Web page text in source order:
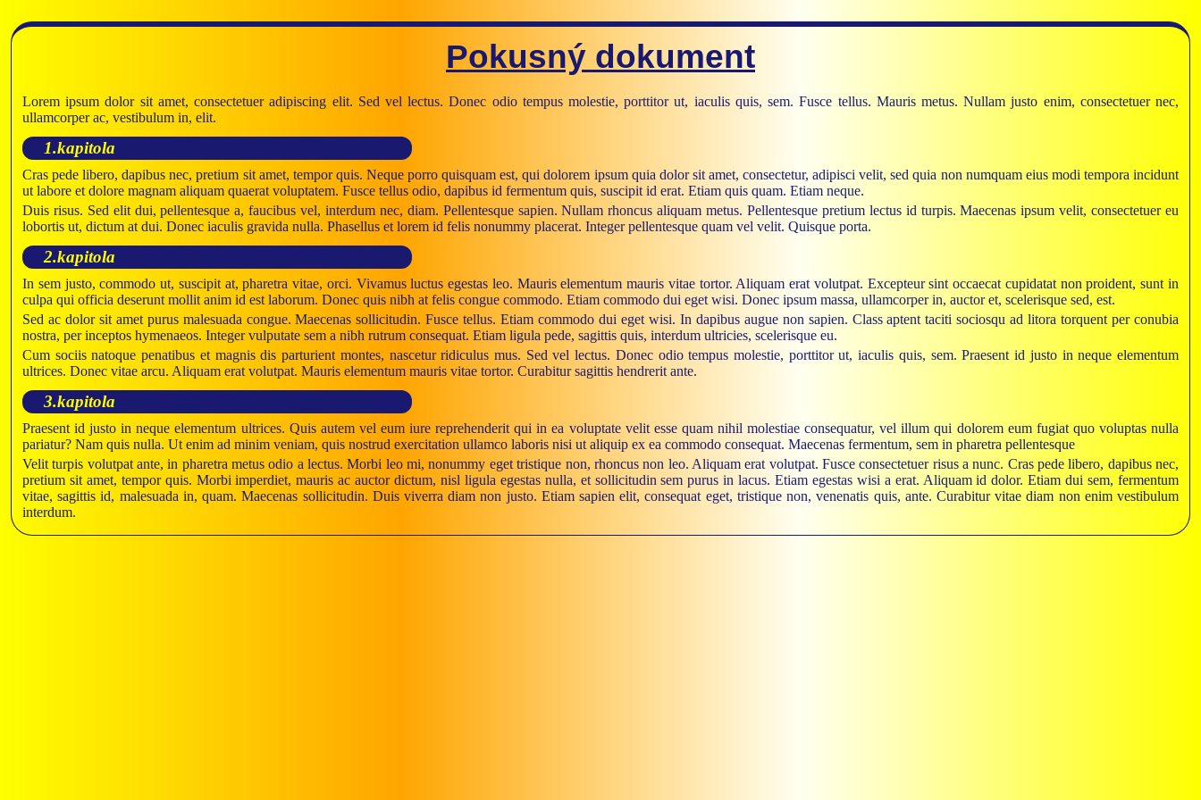
Pokusný dokument
Lorem ipsum dolor sit amet, consectetuer adipiscing elit. Sed vel lectus. Donec odio tempus molestie, porttitor ut, iaculis quis, sem. Fusce tellus. Mauris metus. Nullam justo enim, consectetuer nec,
ullamcorper ac, vestibulum in, elit.
1.kapitola
Cras pede libero, dapibus nec, pretium sit amet, tempor quis. Neque porro quisquam est, qui dolorem ipsum quia dolor sit amet, consectetur, adipisci velit, sed quia non numquam eius modi tempora incidunt
ut labore et dolore magnam aliquam quaerat voluptatem. Fusce tellus odio, dapibus id fermentum quis, suscipit id erat. Etiam quis quam. Etiam neque.
Duis risus. Sed elit dui, pellentesque a, faucibus vel, interdum nec, diam. Pellentesque sapien. Nullam rhoncus aliquam metus. Pellentesque pretium lectus id turpis. Maecenas ipsum velit, consectetuer eu
lobortis ut, dictum at dui. Donec iaculis gravida nulla. Phasellus et lorem id felis nonummy placerat. Integer pellentesque quam vel velit. Quisque porta.
2.kapitola
In sem justo, commodo ut, suscipit at, pharetra vitae, orci. Vivamus luctus egestas leo. Mauris elementum mauris vitae tortor. Aliquam erat volutpat. Excepteur sint occaecat cupidatat non proident, sunt in
culpa qui officia deserunt mollit anim id est laborum. Donec quis nibh at felis congue commodo. Etiam commodo dui eget wisi. Donec ipsum massa, ullamcorper in, auctor et, scelerisque sed, est.
Sed ac dolor sit amet purus malesuada congue. Maecenas sollicitudin. Fusce tellus. Etiam commodo dui eget wisi. In dapibus augue non sapien. Class aptent taciti sociosqu ad litora torquent per conubia
nostra, per inceptos hymenaeos. Integer vulputate sem a nibh rutrum consequat. Etiam ligula pede, sagittis quis, interdum ultricies, scelerisque eu.
Cum sociis natoque penatibus et magnis dis parturient montes, nascetur ridiculus mus. Sed vel lectus. Donec odio tempus molestie, porttitor ut, iaculis quis, sem. Praesent id justo in neque elementum
ultrices. Donec vitae arcu. Aliquam erat volutpat. Mauris elementum mauris vitae tortor. Curabitur sagittis hendrerit ante.
3.kapitola
Praesent id justo in neque elementum ultrices. Quis autem vel eum iure reprehenderit qui in ea voluptate velit esse quam nihil molestiae consequatur, vel illum qui dolorem eum fugiat quo voluptas nulla
pariatur? Nam quis nulla. Ut enim ad minim veniam, quis nostrud exercitation ullamco laboris nisi ut aliquip ex ea commodo consequat. Maecenas fermentum, sem in pharetra pellentesque
Velit turpis volutpat ante, in pharetra metus odio a lectus. Morbi leo mi, nonummy eget tristique non, rhoncus non leo. Aliquam erat volutpat. Fusce consectetuer risus a nunc. Cras pede libero, dapibus nec,
pretium sit amet, tempor quis. Morbi imperdiet, mauris ac auctor dictum, nisl ligula egestas nulla, et sollicitudin sem purus in lacus. Etiam egestas wisi a erat. Aliquam id dolor. Etiam dui sem, fermentum
vitae, sagittis id, malesuada in, quam. Maecenas sollicitudin. Duis viverra diam non justo. Etiam sapien elit, consequat eget, tristique non, venenatis quis, ante. Curabitur vitae diam non enim vestibulum
interdum.